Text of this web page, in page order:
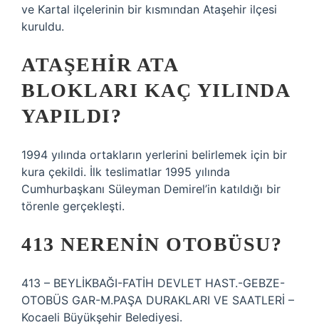
ve Kartal ilçelerinin bir kısmından Ataşehir ilçesi
kuruldu.
ATAŞEHIR ATA
BLOKLARI KAÇ YILINDA
YAPILDI?
1994 yılında ortakların yerlerini belirlemek için bir
kura çekildi. İlk teslimatlar 1995 yılında
Cumhurbaşkanı Süleyman Demirel’in katıldığı bir
törenle gerçekleşti.
413 NERENIN OTOBÜSU?
413 – BEYLİKBAĞI-FATİH DEVLET HAST.-GEBZE-
OTOBÜS GAR-M.PAŞA DURAKLARI VE SAATLERİ –
Kocaeli Büyükşehir Belediyesi.